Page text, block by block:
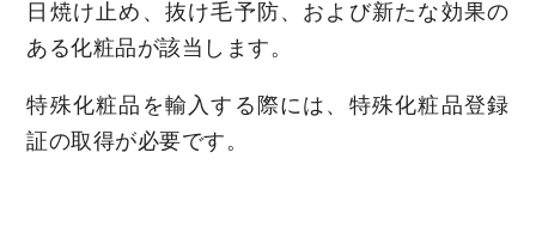
日焼け止め、抜け毛予防、および新たな効果の
ある化粧品が該当します。
特殊化粧品を輸入する際には、特殊化粧品登録
証の取得が必要です。